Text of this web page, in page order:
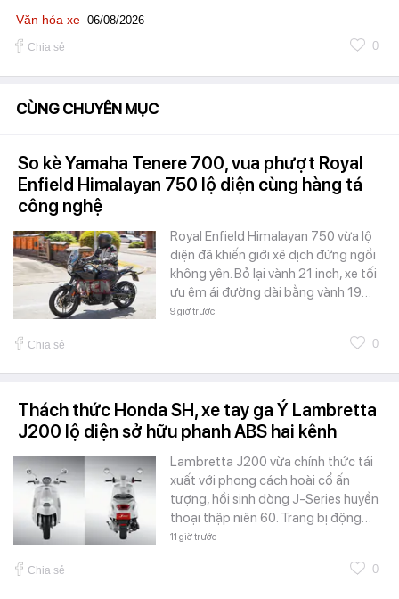
Văn hóa xe -06/08/2026
Chia sẻ 0
CÙNG CHUYÊN MỤC
So kè Yamaha Tenere 700, vua phượt Royal
Enfield Himalayan 750 lộ diện cùng hàng tá
công nghệ
Royal Enfield Himalayan 750 vừa lộ
diện đã khiến giới xê dịch đứng ngồi
không yên. Bỏ lại vành 21 inch, xe tối
ưu êm ái đường dài bằng vành 19…
9 giờ trước
Chia sẻ 0
Thách thức Honda SH, xe tay ga Ý Lambretta
J200 lộ diện sở hữu phanh ABS hai kênh
Lambretta J200 vừa chính thức tái
xuất với phong cách hoài cổ ấn
tượng, hồi sinh dòng J-Series huyền
thoại thập niên 60. Trang bị động…
11 giờ trước
Chia sẻ 0